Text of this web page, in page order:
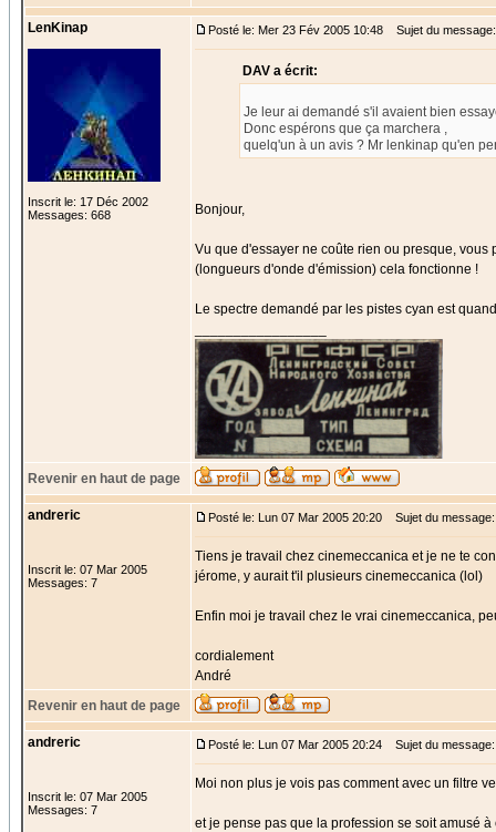
LenKinap
Inscrit le: 17 Déc 2002
Messages: 668
Posté le: Mer 23 Fév 2005 10:48 Sujet du
DAV a écrit:
Je leur ai demandé s'il avaient bien
Donc espérons que ça marchera ,
quelq'un à un avis ? Mr lenkinap qu'en
Bonjour,
Vu que d'essayer ne coûte rien ou presque,
(longueurs d'onde d'émission) cela fonctionne !
Le spectre demandé par les pistes cyan est
Revenir en haut de page
andreric
Inscrit le: 07 Mar 2005
Messages: 7
Posté le: Lun 07 Mar 2005 20:20 Sujet du message:
Tiens je travail chez cinemeccanica et je ne te
jérome, y aurait t'il plusieurs cinemeccanica (lol)
Enfin moi je travail chez le vrai cinemeccanica,
cordialement
André
Revenir en haut de page
andreric
Inscrit le: 07 Mar 2005
Messages: 7
Posté le: Lun 07 Mar 2005 20:24 Sujet du message:
Moi non plus je vois pas comment avec un filtre
et je pense pas que la profession se soit amusé